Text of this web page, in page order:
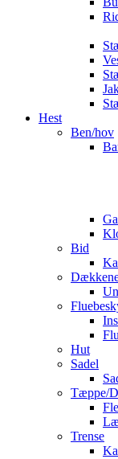
Hest
Ben/hov
Bid
Hut
Sadel
Tæppe/
Trense